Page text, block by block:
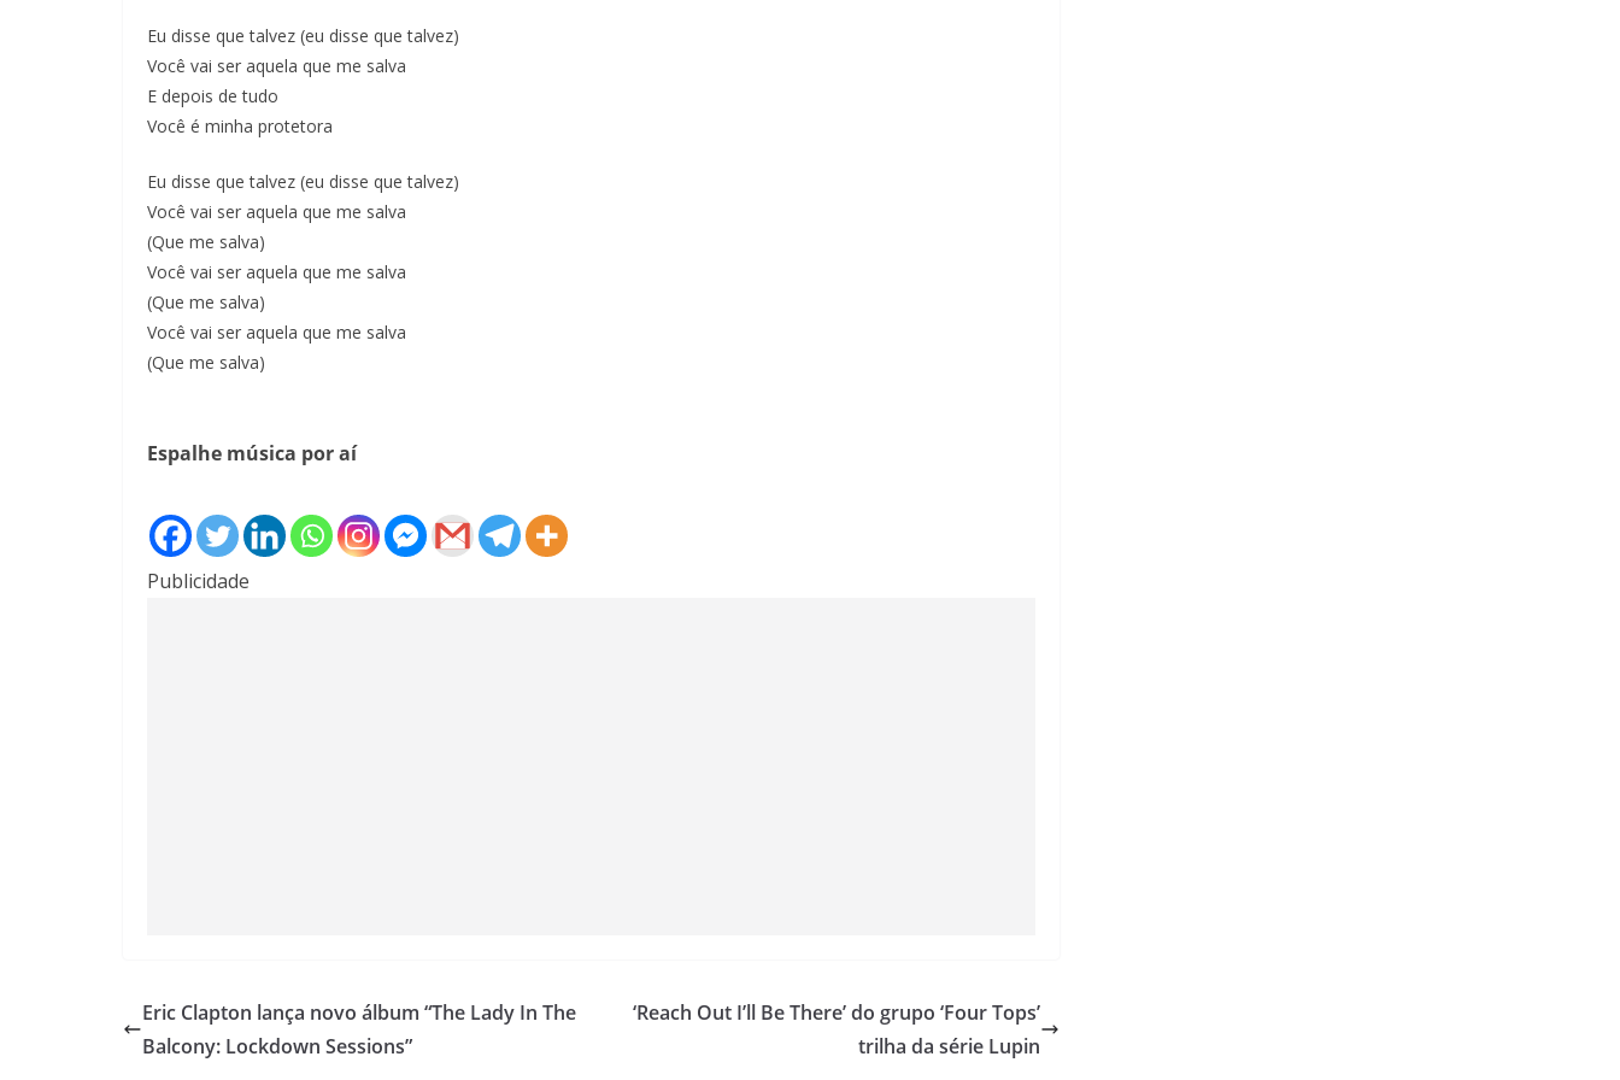
Eu disse que talvez (eu disse que talvez)
Você vai ser aquela que me salva
E depois de tudo
Você é minha protetora
Eu disse que talvez (eu disse que talvez)
Você vai ser aquela que me salva
(Que me salva)
Você vai ser aquela que me salva
(Que me salva)
Você vai ser aquela que me salva
(Que me salva)
Espalhe música por aí
Publicidade
Eric Clapton lança novo álbum “The Lady In The
Balcony: Lockdown Sessions”
‘Reach Out I’ll Be There’ do grupo ‘Four Tops’
trilha da série Lupin